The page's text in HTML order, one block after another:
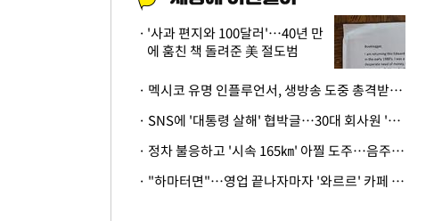
'사과 편지와 100달러'…40년 만
에 훔친 책 돌려준 美 절도범
· 멕시코 유명 인플루언서, 생방송 도중 총격받아 사망
· SNS에 '대통령 살해' 협박글…30대 회사원 '불구속 송치'
· 정차 불응하고 '시속 165㎞' 아찔 도주…음주운전자 체포
· "하마터면"…영업 끝나자마자 '와르르' 카페 테라스 덮친 대리석 외벽